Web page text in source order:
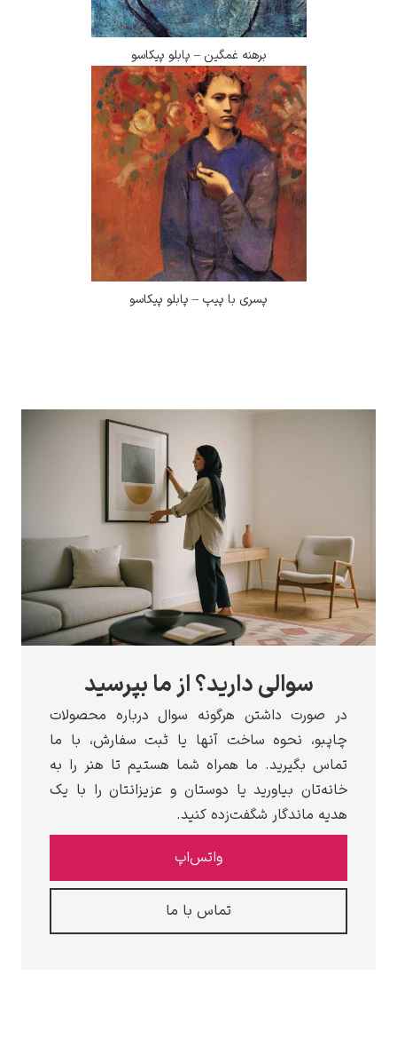
برهنه غمگین – پابلو پیکاسو
پسری با پیپ – پابلو پیکاسو
سوالی دارید؟ از ما بپرسید
داشتن هرگونه سوال درباره محصولات
نحوه ساخت آنها یا ثبت سفارش، با ما
بگیرید. ما همراه شما هستیم تا هنر را به
بیاورید یا دوستان و عزیزانتان را با یک
ماندگار شگفت‌زده کنید.